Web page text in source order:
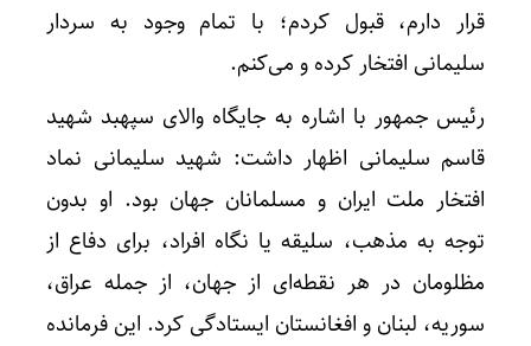
قرار دارم، قبول کردم؛ با تمام وجود به سردار
سلیمانی افتخار کرده و می‌کنم.
رئیس جمهور با اشاره به جایگاه والای سپهبد شهید
قاسم سلیمانی اظهار داشت: شهید سلیمانی نماد
افتخار ملت ایران و مسلمانان جهان بود. او بدون
توجه به مذهب، سلیقه یا نگاه افراد، برای دفاع از
مظلومان در هر نقطه‌ای از جهان، از جمله عراق،
سوریه، لبنان و افغانستان ایستادگی کرد. این فرمانده